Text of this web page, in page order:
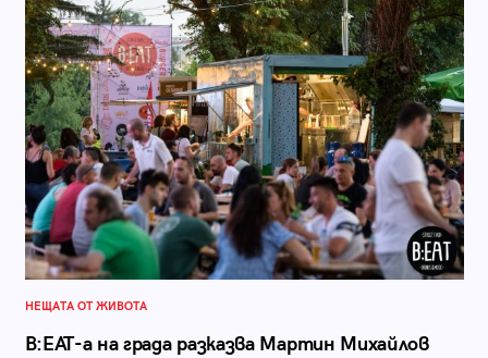
НЕЩАТА ОТ ЖИВОТА
B:EAT-а на града разказва Мартин Михайлов